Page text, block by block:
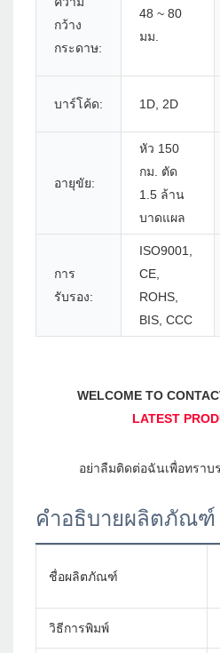
กว้าง
กระดาษ:
48 ~ 80
มม.
บาร์โค้ด: 1D, 2D
อายุขัย:
หัว 150
กม. ตัด
1.5 ล้าน
บาดแผล
การ
รับรอง:
ISO9001,
CE,
ROHS,
BIS, CCC
คำอธิบายผลิตภัณฑ์
ชื่อผลิตภัณฑ์
วิธีการพิมพ์